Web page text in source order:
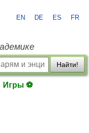
EN DE ES FR
Найти!
Игры ⚽